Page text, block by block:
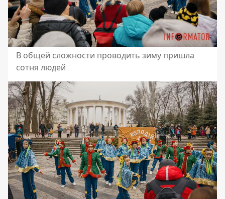
В общей сложности проводить зиму пришла
сотня людей